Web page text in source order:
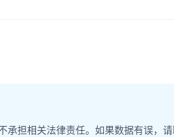
承担相关法律责任。如果数据有误，